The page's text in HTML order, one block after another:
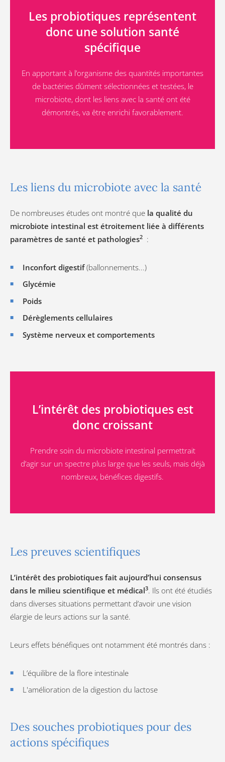
Les probiotiques représentent
donc une solution santé
spécifique
En apportant à l’organisme des quantités importantes
de bactéries dûment sélectionnées et testées, le
microbiote, dont les liens avec la santé ont été
démontrés, va être enrichi favorablement.
Les liens du microbiote avec la santé
De nombreuses études ont montré que la qualité du
microbiote intestinal est étroitement liée à différents
paramètres de santé et pathologies2 :
Inconfort digestif(ballonnements...)
Glycémie
Poids
Dérèglements cellulaires
Système nerveux et comportements
L’intérêt des probiotiques est
donc croissant
Prendre soin du microbiote intestinal permettrait
d’agir sur un spectre plus large que les seuls, mais déjà
nombreux, bénéfices digestifs.
Les preuves scientifiques
L’intérêt des probiotiques fait aujourd’hui consensus
dans le milieu scientifique et médical3. Ils ont été étudiés
dans diverses situations permettant d’avoir une vision
élargie de leurs actions sur la santé.
Leurs effets bénéfiques ont notamment été montrés dans :
L’équilibre de la flore intestinale
L'amélioration de la digestion du lactose
Des souches probiotiques pour des
actions spécifiques